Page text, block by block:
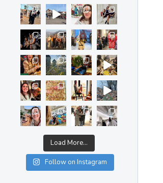
Load More...
Follow on Instagram